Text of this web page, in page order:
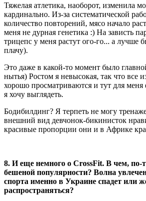
Тяжелая атлетика, наоборот, изменила
кардинально. Из-за систематической
количество повторений, мясо начало
меня не дурная генетика :) На зависть
трицепс у меня растут ого-го... а лучше
плачу).
Это даже в какой-то момент было
нытья) Ростом я невысокая, так что все
хорошо просматриваются и тут для меня
я хочу выглядеть.
Бодибилдинг? Я терпеть не могу
внешний вид девчонок-бикинисток
красивые пропорции они и в Африке
8. И еще немного о CrossFit. В чем, по-
бешеной популярности? Волна
спорта именно в Украине спадет или
распространяться?